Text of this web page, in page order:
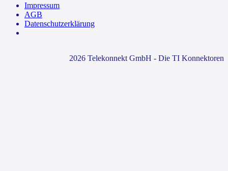
Impressum
AGB
Datenschutzerklärung
2026 Telekonnekt GmbH - Die TI Konnektoren